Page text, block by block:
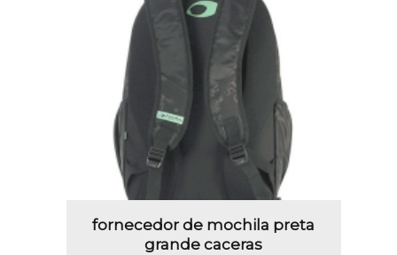
fornecedor de mochila preta
grande caceras